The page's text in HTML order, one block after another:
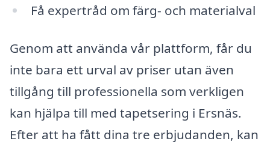
Få expertråd om färg- och materialval
Genom att använda vår plattform, får du
inte bara ett urval av priser utan även
tillgång till professionella som verkligen
kan hjälpa till med tapetsering i Ersnäs.
Efter att ha fått dina tre erbjudanden, kan